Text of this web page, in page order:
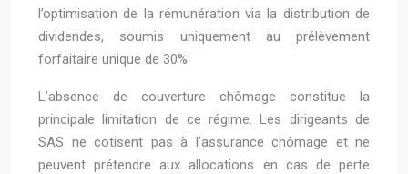
l’optimisation de la rémunération via la distribution de
dividendes, soumis uniquement au prélèvement
forfaitaire unique de 30%.
L’absence de couverture chômage constitue la
principale limitation de ce régime. Les dirigeants de
SAS ne cotisent pas à l’assurance chômage et ne
peuvent prétendre aux allocations en cas de perte